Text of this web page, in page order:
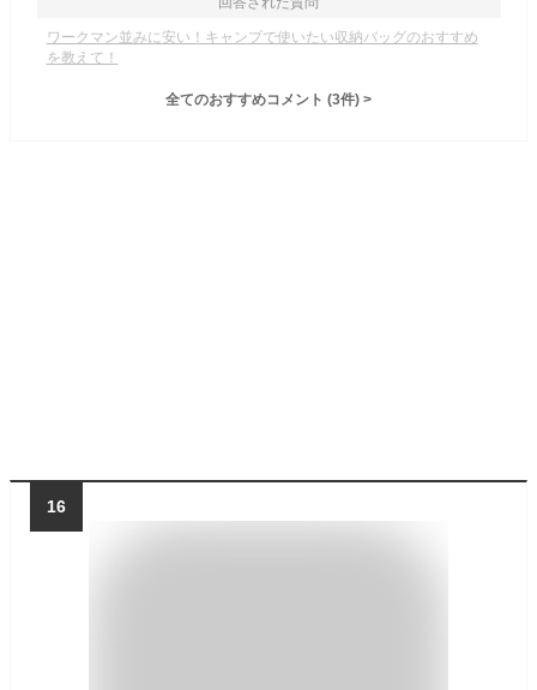
ワークマン並みに安い！キャンプで使いたい収納バッグのおすすめ
を教えて！
全てのおすすめコメント (3件) >
16